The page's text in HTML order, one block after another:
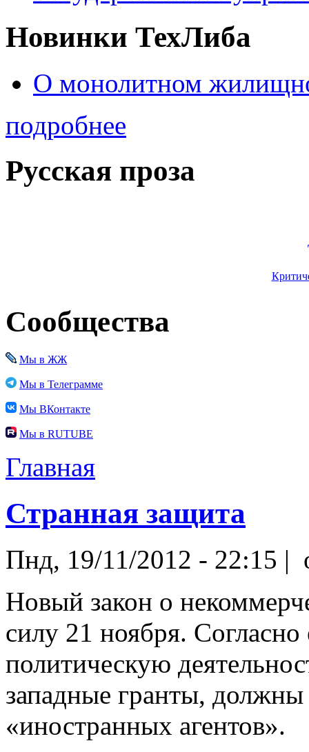
Новинки ТехЛиба
О монолитном
подробнее
Русская проза
Сообщества
Мы в ЖЖ
Мы в Телеграмме
Мы ВКонтакте
Мы в RUTUBE
Главная
Странная защита
Пнд, 19/11/2012 - 22:15 |
Новый закон о
силу 21 ноября.
политическую
западные гранты, должны
«иностранных агентов».